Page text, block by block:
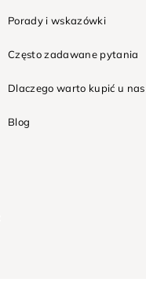
Porady i wskazówki
Często zadawane pytania
Dlaczego warto kupić u nas
Blog